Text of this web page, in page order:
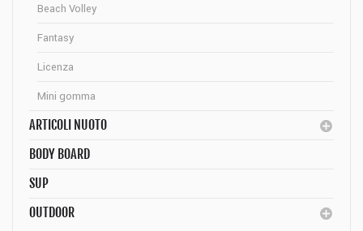
Beach Volley
Fantasy
Licenza
Mini gomma
ARTICOLI NUOTO
BODY BOARD
SUP
OUTDOOR